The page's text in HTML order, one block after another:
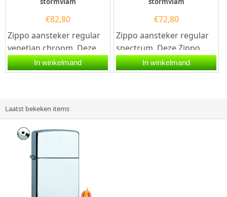
€82,80
Zippo aansteker regular
venetian chroom. Deze
Zippo aansteker heeft
een hoogglans chromen
In winkelmand
€72,80
Zippo aansteker regular
spectrum. Deze Zippo
aansteker heeft een
glanzende...
In winkelmand
Laatst bekeken items